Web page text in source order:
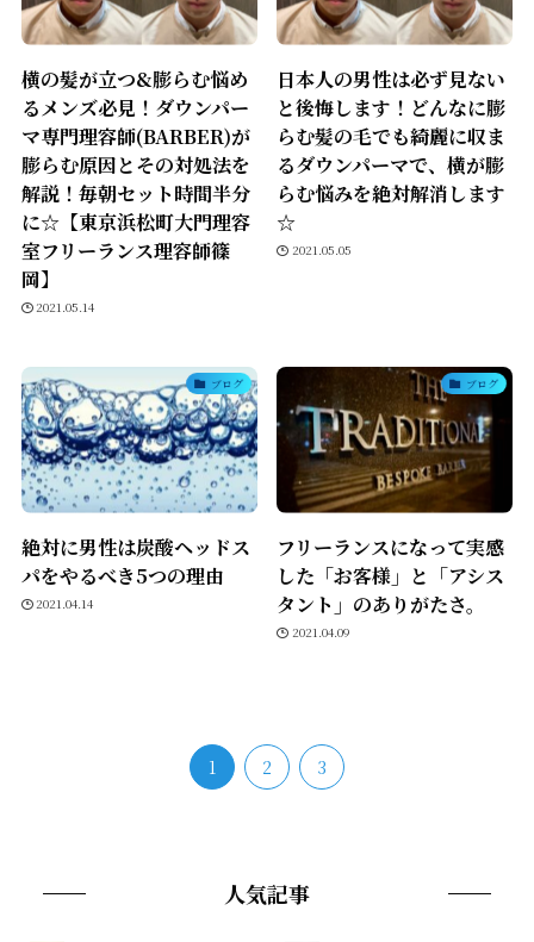
横の髪が立つ&膨らむ悩め
るメンズ必見！ダウンパー
マ専門理容師(BARBER)が
膨らむ原因とその対処法を
解説！毎朝セット時間半分
に☆【東京浜松町大門理容
室フリーランス理容師篠
岡】
2021.05.14
日本人の男性は必ず見ない
と後悔します！どんなに膨
らむ髪の毛でも綺麗に収ま
るダウンパーマで、横が膨
らむ悩みを絶対解消します
☆
2021.05.05
ブログ
絶対に男性は炭酸ヘッドス
パをやるべき5つの理由
2021.04.14
ブログ
フリーランスになって実感
した「お客様」と「アシス
タント」のありがたさ。
2021.04.09
1 2 3
人気記事